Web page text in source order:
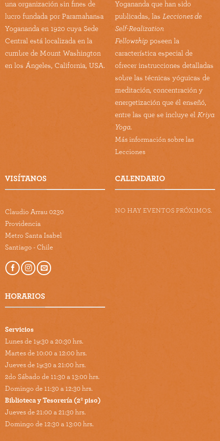
una organización sin fines de
lucro fundada por Paramahansa
Yogananda en 1920 cuya Sede
Central está localizada en la
cumbre de Mount Washington
en los Ángeles, California, USA.
Yogananda que han sido
publicadas, las Lecciones de
Self-Realization
Fellowship poseen la
característica especial de
ofrecer instrucciones detalladas
sobre las técnicas yóguicas de
meditación, concentración y
energetización que él enseñó,
entre las que se incluye el Kriya
Yoga.
Más información sobre las
Lecciones
VISÍTANOS
Claudio Arrau 0230
Providencia
Metro Santa Isabel
Santiago - Chile
HORARIOS
Servicios
Lunes de 19:30 a 20:30 hrs.
Martes de 10:00 a 12:00 hrs.
Jueves de 19:30 a 21:00 hrs.
2do Sábado de 11:30 a 13:00 hrs.
Domingo de 11:30 a 12:30 hrs.
Biblioteca y Tesorería (2º piso)
Jueves de 21:00 a 21:30 hrs.
Domingo de 12:30 a 13:00 hrs.
CALENDARIO
NO HAY EVENTOS PRÓXIMOS.